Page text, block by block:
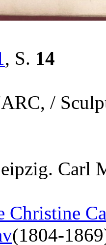
, S. 14
/
Carl
Christine
(1804-